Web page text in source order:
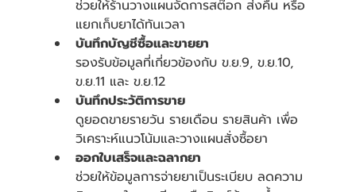
ช่วยให้ร้านวางแผนจัดการสต๊อก ส่งคืน หรือ
แยกเก็บยาได้ทันเวลา
บันทึกบัญชีซื้อและขายยา
รองรับข้อมูลที่เกี่ยวข้องกับ ข.ย.9, ข.ย.10,
ข.ย.11 และ ข.ย.12
บันทึกประวัติการขาย
ดูยอดขายรายวัน รายเดือน รายสินค้า เพื่อ
วิเคราะห์แนวโน้มและวางแผนสั่งซื้อยา
ออกใบเสร็จและฉลากยา
ช่วยให้ข้อมูลการจ่ายยาเป็นระเบียบ ลดความ